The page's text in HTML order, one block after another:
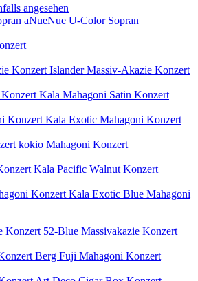
angesehen
aNueNue U-Color Sopran
Islander Massiv-Akazie Konzert
Kala Mahagoni Satin Konzert
Kala Exotic Mahagoni Konzert
kokio Mahagoni Konzert
Kala Pacific Walnut Konzert
Kala Exotic Blue Mahagoni
52-Blue Massivakazie Konzert
Berg Fuji Mahagoni Konzert